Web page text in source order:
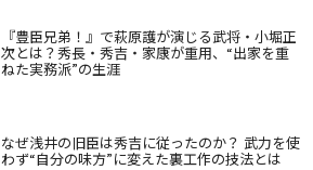
『豊臣兄弟！』で萩原護が演じる武将・小堀正
次とは？秀長・秀吉・家康が重用、“出家を重
ねた実務派”の生涯
なぜ浅井の旧臣は秀吉に従ったのか？ 武力を使
わず“自分の味方”に変えた裏工作の技法とは